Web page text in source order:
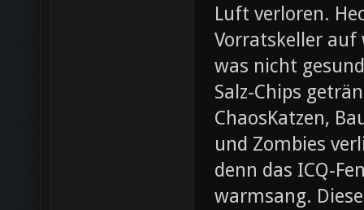
Luft verloren.
Vorratskeller
was nicht
Salz-Chips
ChaosKatzen,
und Zombies
denn das ICQ-
warmsang.